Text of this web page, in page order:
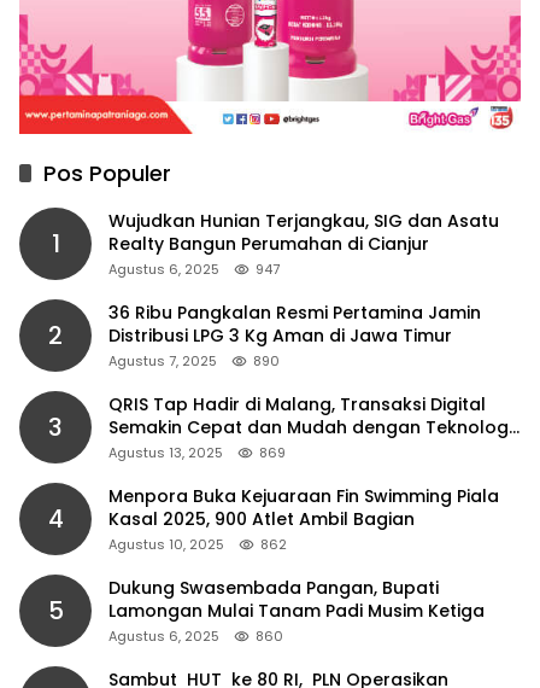
Pos Populer
1
Wujudkan Hunian Terjangkau, SIG dan Asatu
Realty Bangun Perumahan di Cianjur
Agustus 6, 2025 947
2
36 Ribu Pangkalan Resmi Pertamina Jamin
Distribusi LPG 3 Kg Aman di Jawa Timur
Agustus 7, 2025 890
3
QRIS Tap Hadir di Malang, Transaksi Digital
Semakin Cepat dan Mudah dengan Teknologi
NFC
Agustus 13, 2025 869
4
Menpora Buka Kejuaraan Fin Swimming Piala
Kasal 2025, 900 Atlet Ambil Bagian
Agustus 10, 2025 862
5
Dukung Swasembada Pangan, Bupati
Lamongan Mulai Tanam Padi Musim Ketiga
Agustus 6, 2025 860
Sambut HUT ke 80 RI, PLN Operasikan